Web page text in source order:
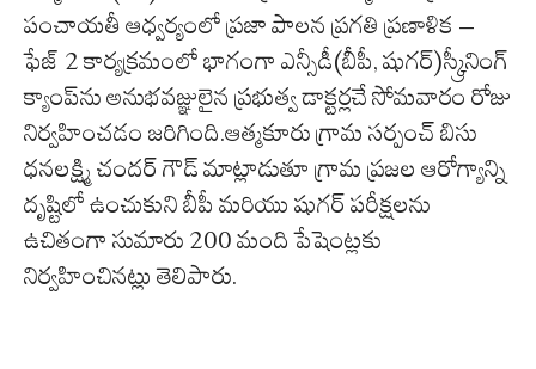
పంచాయతీ ఆధ్వర్యంలో ప్రజా పాలన ప్రగతి ప్రణాళిక –
ఫేజ్ 2 కార్యక్రమంలో భాగంగా ఎన్సీడీ(బీపీ, షుగర్)స్క్రీనింగ్
క్యాంప్‌ను అనుభవజ్ఞులైన ప్రభుత్వ డాక్టర్లచే సోమవారం రోజు
నిర్వహించడం జరిగింది.ఆత్మకూరు గ్రామ సర్పంచ్ బిసు
ధనలక్ష్మి చందర్ గౌడ్ మాట్లాడుతూ గ్రామ ప్రజల ఆరోగ్యాన్ని
దృష్టిలో ఉంచుకుని బీపీ మరియు షుగర్ పరీక్షలను
ఉచితంగా సుమారు 200 మంది పేషెంట్లకు
నిర్వహించినట్లు తెలిపారు.